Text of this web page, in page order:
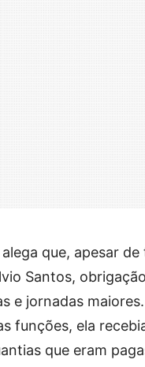
que, apesar
Santos,
e jornadas
funções, ela
que eram